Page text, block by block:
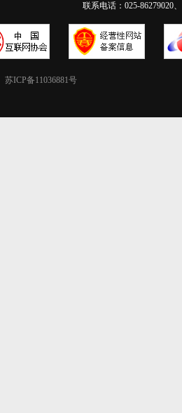
联系电话：025-86279020
苏ICP备11036881号